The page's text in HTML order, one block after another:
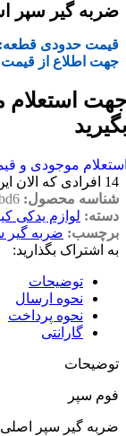
ضربه گیر سپر
قیمت حدودی قطعه:
جهت اطلاع از قیمت
استعلام
موجودی و
14 افرادی که الان
شناسه محصول:
دسته: لوازم یدکی
برچسب: ضربه گیر
به اشتراک بگذارید:
توضیحات
نحوه ارسال
نحوه پرداخت
گارانتی
توضیحات
فوم سپر
ضربه گیر سپر